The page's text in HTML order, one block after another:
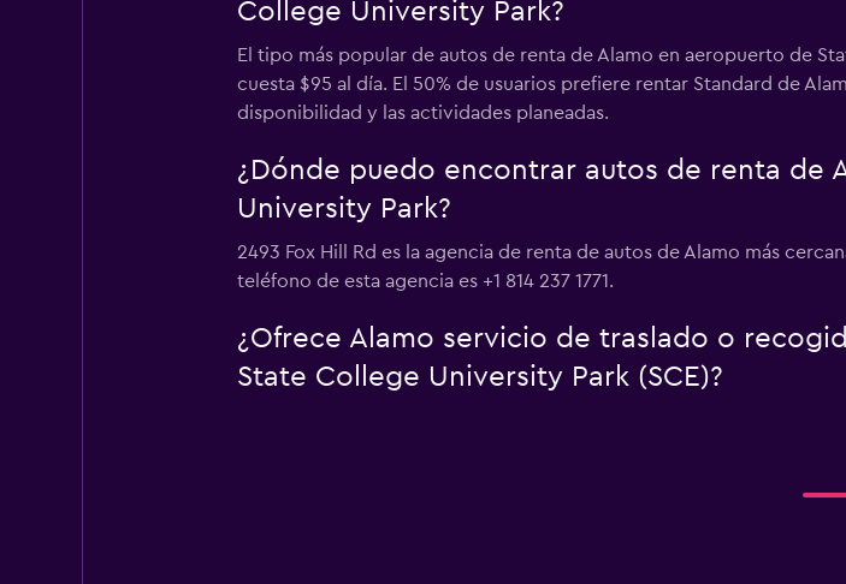
College University Park?
El tipo más popular de autos de renta de Alamo en aeropuerto de
cuesta $95 al día. El 50% de usuarios prefiere rentar Standard de
disponibilidad y las actividades planeadas.
¿Dónde puedo encontrar autos de renta de
University Park?
2493 Fox Hill Rd es la agencia de renta de autos de Alamo más
teléfono de esta agencia es +1 814 237 1771.
¿Ofrece Alamo servicio de traslado o
State College University Park (SCE)?